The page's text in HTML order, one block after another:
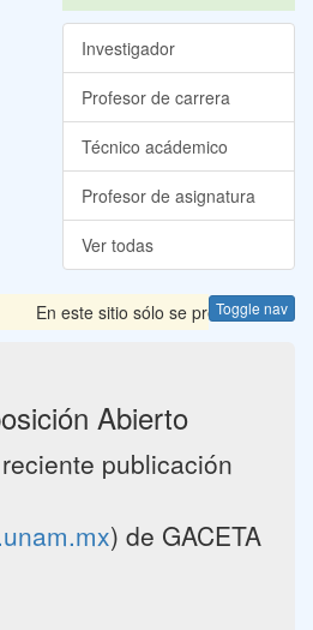
Investigador
Profesor de carrera
Técnico acádemico
Profesor de asignatura
Ver todas
Toggle nav
En este sitio sólo se presentan las
Abierto
publicación
) de GACETA